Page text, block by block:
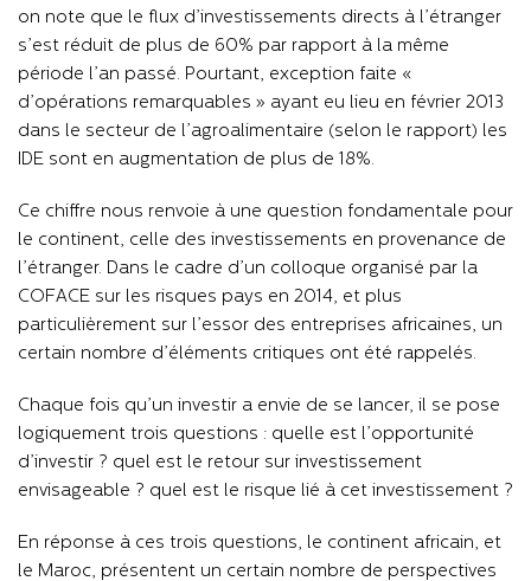
on note que le flux d’investissements directs à l’étranger
s’est réduit de plus de 60% par rapport à la même
période l’an passé. Pourtant, exception faite «
d’opérations remarquables » ayant eu lieu en février 2013
dans le secteur de l’agroalimentaire (selon le rapport) les
IDE sont en augmentation de plus de 18%.
Ce chiffre nous renvoie à une question fondamentale pour
le continent, celle des investissements en provenance de
l’étranger. Dans le cadre d’un colloque organisé par la
COFACE sur les risques pays en 2014, et plus
particulièrement sur l’essor des entreprises africaines, un
certain nombre d’éléments critiques ont été rappelés.
Chaque fois qu’un investir a envie de se lancer, il se pose
logiquement trois questions : quelle est l’opportunité
d’investir ? quel est le retour sur investissement
envisageable ? quel est le risque lié à cet investissement ?
En réponse à ces trois questions, le continent africain, et
le Maroc, présentent un certain nombre de perspectives